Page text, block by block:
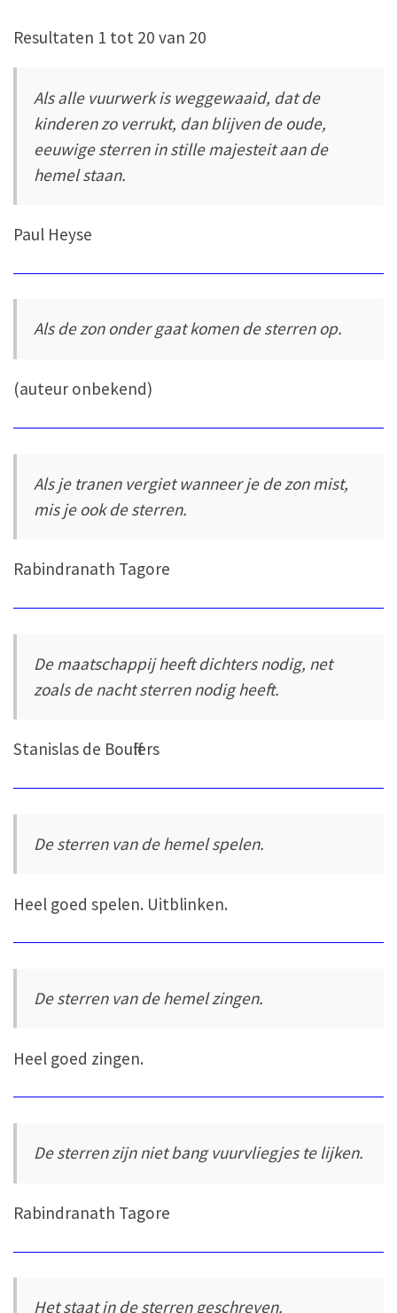
Resultaten 1 tot 20 van 20
Als alle vuurwerk is weggewaaid, dat de
kinderen zo verrukt, dan blijven de oude,
eeuwige sterren in stille majesteit aan de
hemel staan.
Paul Heyse
Als de zon onder gaat komen de sterren op.
(auteur onbekend)
Als je tranen vergiet wanneer je de zon mist,
mis je ook de sterren.
Rabindranath Tagore
De maatschappij heeft dichters nodig, net
zoals de nacht sterren nodig heeft.
Stanislas de Boufflers
De sterren van de hemel spelen.
Heel goed spelen. Uitblinken.
De sterren van de hemel zingen.
Heel goed zingen.
De sterren zijn niet bang vuurvliegjes te lijken.
Rabindranath Tagore
Het staat in de sterren geschreven.